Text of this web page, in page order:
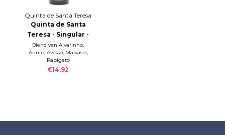
Quinta de Santa Teresa
Quinta de Santa
Teresa - Singular -
Vinho Verde 2021
Blend van Alvarinho,
Arinto, Avesso, Malvasia,
Rabigato
€14,92